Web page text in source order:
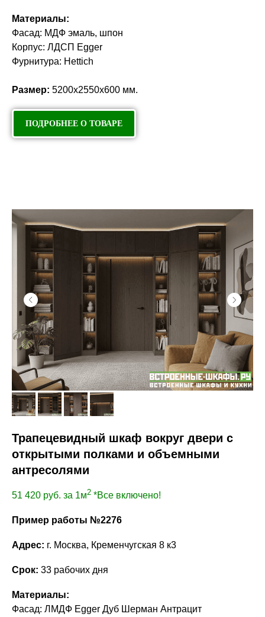
Материалы:
Фасад: МДФ эмаль, шпон
Корпус: ЛДСП Egger
Фурнитура: Hettich
Размер: 5200х2550х600 мм.
ПОДРОБНЕЕ О ТОВАРЕ
Трапецевидный шкаф вокруг двери с
открытыми полками и объемными
антресолями
51 420 руб. за 1м2 *Все включено!
Пример работы №2276
Адрес: г. Москва, Кременчугская 8 к3
Срок: 33 рабочих дня
Материалы:
Фасад: ЛМДФ Egger Дуб Шерман Антрацит